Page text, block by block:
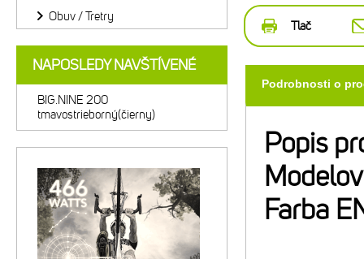
Tlač
Podrobnosti o
Popis
Farba
Obuv / Tretry
NAPOSLEDY NAVŠTÍVENÉ
BIG.NINE 200
tmavostrieborný(čierny)